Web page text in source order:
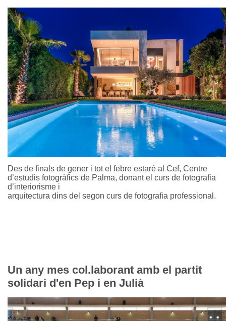
Des de finals de gener i tot el febre estaré al Cef, Centre
d’estudis fotogràfics de Palma, donant el curs de fotografia
d’interiorisme i
arquitectura dins del segon curs de fotografia professional.
Un any mes col.laborant amb el partit
solidari d'en Pep i en Julià